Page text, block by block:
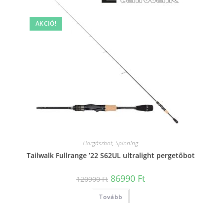
AKCIÓ!
Horgászbot, Spinning
Tailwalk Fullrange ’22 S62UL ultralight pergetőbot
120900Ft Original
price
was:
120900 Ft.
86990 FtCurrent
price
Tovább